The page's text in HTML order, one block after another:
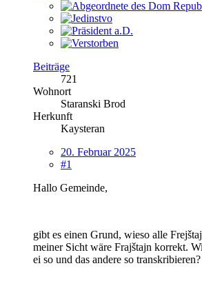
Beiträge
721
Wohnort
Staranski Brod
Herkunft
Kaysteran
20. Februar 2025
#1
Hallo Gemeinde,
gibt es einen Grund, wieso alle
meiner Sicht wäre Frajštajn korrekt.
ei so und das andere so transkribieren?